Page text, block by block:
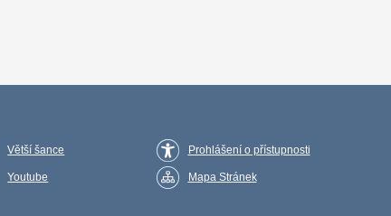
Větší šance
Youtube
Prohlášení o přístupnosti
Mapa Stránek